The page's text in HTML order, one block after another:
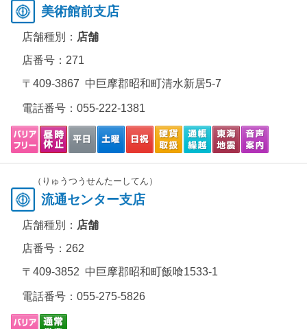
美術館前支店
店舗種別： 店舗
店番号：271
〒409-3867 中巨摩郡昭和町清水新居5-7
電話番号： 055-222-1381
（りゅうつうせんたーしてん）
流通センター支店
店舗種別： 店舗
店番号：262
〒409-3852 中巨摩郡昭和町飯喰1533-1
電話番号： 055-275-5826